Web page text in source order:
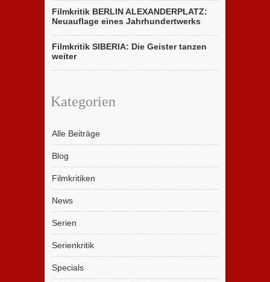
Filmkritik BERLIN ALEXANDERPLATZ:
Neuauflage eines Jahrhundertwerks
Filmkritik SIBERIA: Die Geister tanzen
weiter
Kategorien
Alle Beiträge
Blog
Filmkritiken
News
Serien
Serienkritik
Specials